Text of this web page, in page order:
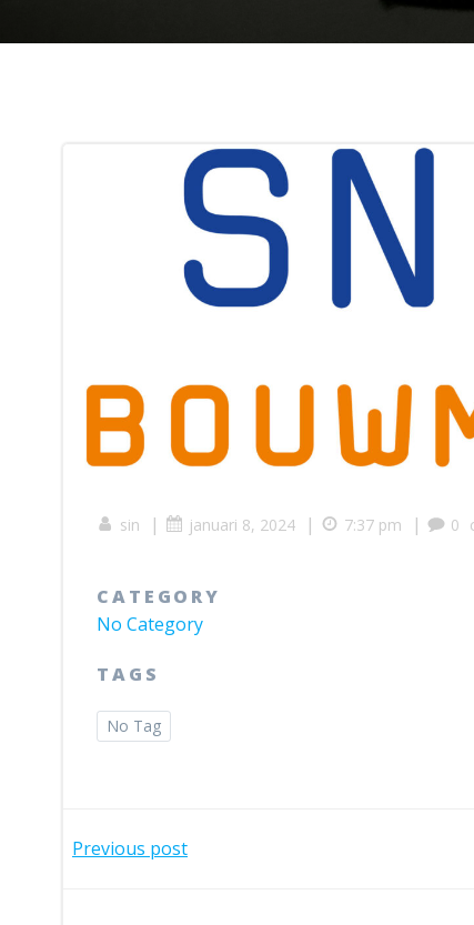
sin | januari 8, 2024 | 7:37 pm | 0
CATEGORY
No Category
TAGS
No Tag
Bericht
Previous post